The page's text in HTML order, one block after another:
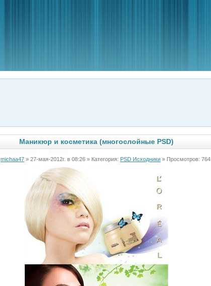
Маникюр и косметика (многослойные PSD)
michaa47 » 27-мая-2012г. в 08:26 » Категория: PSD Исходники » Просмотров: 764